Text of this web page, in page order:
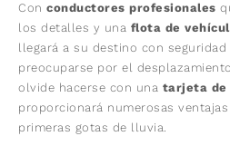
Con conductores profesionales
los detalles y una flota de
llegará a su destino con
preocuparse por el
olvide hacerse con una tarjeta de
proporcionará numerosas
primeras gotas de lluvia.